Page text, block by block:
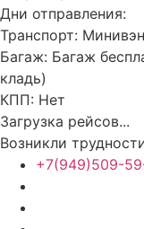
Дни отправления:
Транспорт:
Багаж: Багаж
кладь)
КПП: Нет
Загрузка рейсов...
Возникли
+7(949)509-